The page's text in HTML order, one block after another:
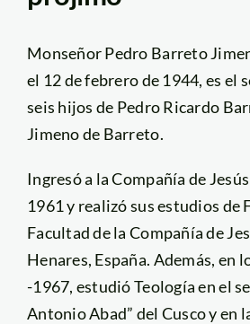
Monseñor Pedro Barreto
el 12 de febrero de 1944, es el
seis hijos de Pedro Ricardo
Jimeno de Barreto.
Ingresó a la Compañía de
1961 y realizó sus estudios de
Facultad de la Compañía de
Henares, España. Además, en
-1967, estudió Teología en el
Antonio Abad” del Cusco y en